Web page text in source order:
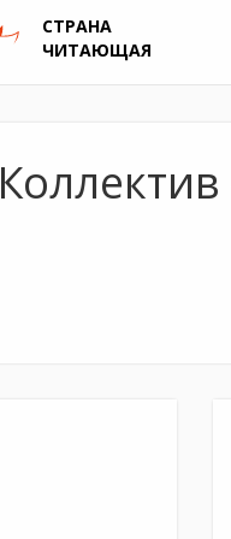
СТРАНА
ЧИТАЮЩАЯ